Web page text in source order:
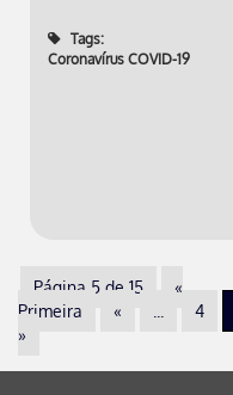
Tags:
Coronavírus COVID-19
Página 5 de 15
«
Primeira
« 4
»